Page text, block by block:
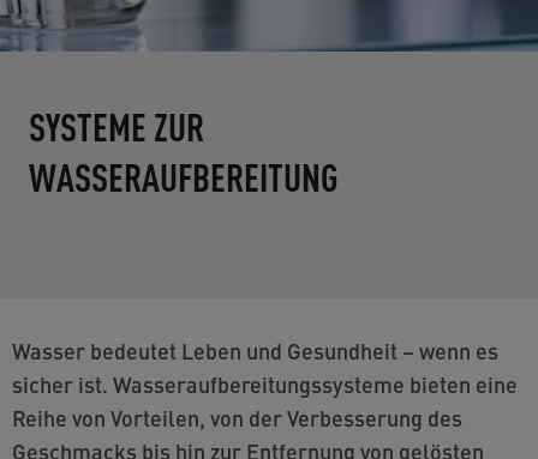
SYSTEME ZUR
WASSERAUFBEREITUNG
Wasser bedeutet Leben und Gesundheit – wenn es
sicher ist. Wasseraufbereitungssysteme bieten eine
Reihe von Vorteilen, von der Verbesserung des
Geschmacks bis hin zur Entfernung von gelösten